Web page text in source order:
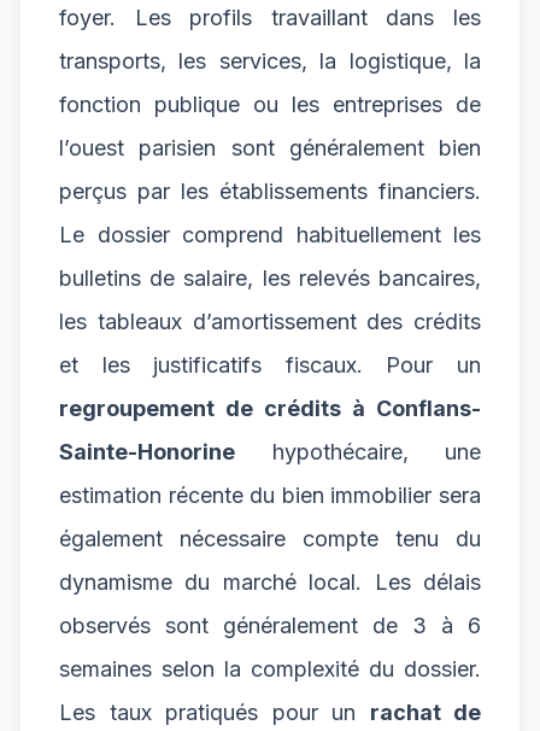
foyer. Les profils travaillant dans les
transports, les services, la logistique, la
fonction publique ou les entreprises de
l’ouest parisien sont généralement bien
perçus par les établissements financiers.
Le dossier comprend habituellement les
bulletins de salaire, les relevés bancaires,
les tableaux d’amortissement des crédits
et les justificatifs fiscaux. Pour un
regroupement de crédits à Conflans-
Sainte-Honorine hypothécaire, une
estimation récente du bien immobilier sera
également nécessaire compte tenu du
dynamisme du marché local. Les délais
observés sont généralement de 3 à 6
semaines selon la complexité du dossier.
Les taux pratiqués pour un rachat de